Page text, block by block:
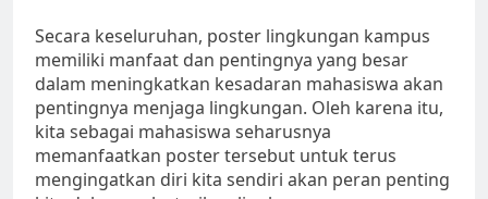
Secara keseluruhan, poster lingkungan kampus
memiliki manfaat dan pentingnya yang besar
dalam meningkatkan kesadaran mahasiswa akan
pentingnya menjaga lingkungan. Oleh karena itu,
kita sebagai mahasiswa seharusnya
memanfaatkan poster tersebut untuk terus
mengingatkan diri kita sendiri akan peran penting